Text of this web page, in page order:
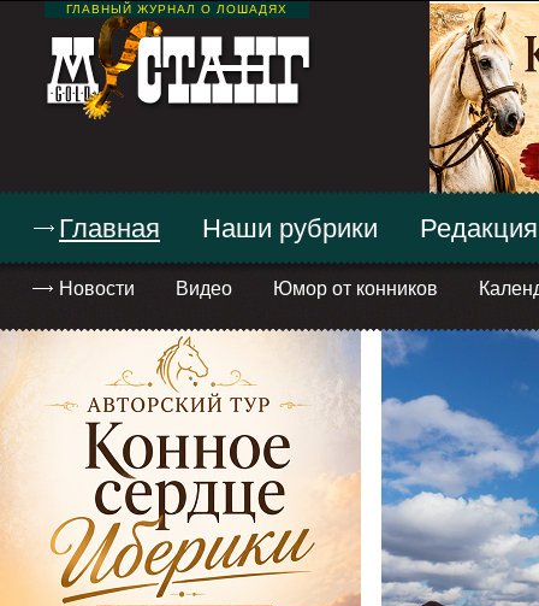
ГЛАВНЫЙ ЖУРНАЛ О ЛОШАДЯХ
Главная
Новости Видео Юмор от конников
Наши рубрики Редакция